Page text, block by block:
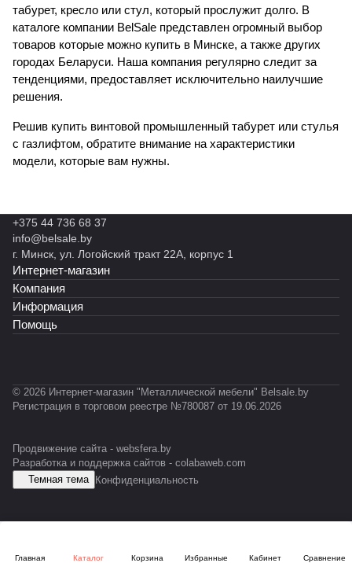
табурет, кресло или стул, который прослужит долго. В
каталоге компании BelSale представлен огромный выбор
товаров которые можно купить в Минске, а также других
городах Беларуси. Наша компания регулярно следит за
тенденциями, предоставляет исключительно наилучшие
решения.
Решив купить винтовой промышленный табурет или стулья
с газлифтом, обратите внимание на характеристики
модели, которые вам нужны.
Главная Каталог Корзина Избранные Кабинет Сравнение
+375 44 736 68 37
info@belsale.by
г. Минск, ул. Логойский тракт 22А, корпус 1
Интернет-магазин
Компания
Информация
Помощь
© 2026 Интернет-магазин "Металлической мебели" Belsale.by
Регистрация в торговом реестре №780087 от 19.06.2026
Продвижение сайта - websfera.by
Разработка и поддержка сайтов - colabaweb.com
Темная тема Конфиденциальность